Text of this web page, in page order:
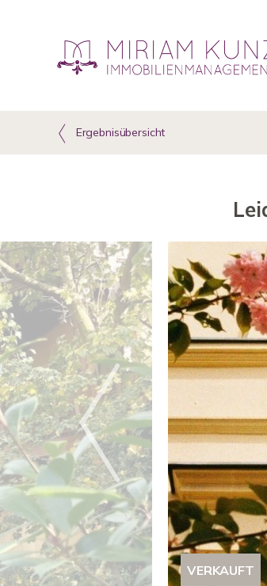
Ergebnisübersicht
VERKAUFT